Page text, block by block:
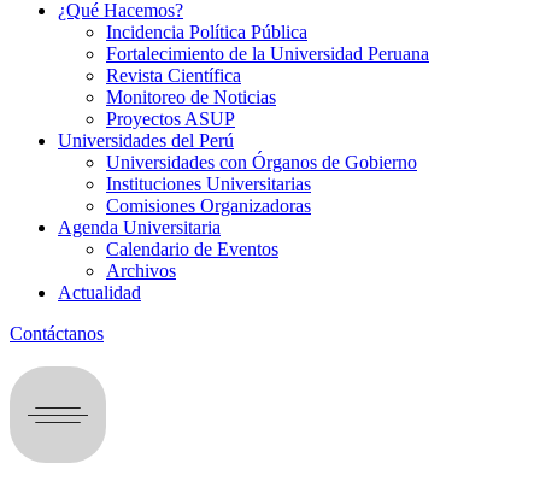
¿Qué Hacemos?
Incidencia Política Pública
Fortalecimiento de la Universidad Peruana
Revista Científica
Monitoreo de Noticias
Proyectos ASUP
Universidades del Perú
Universidades con Órganos de Gobierno
Instituciones Universitarias
Comisiones Organizadoras
Agenda Universitaria
Calendario de Eventos
Archivos
Actualidad
Contáctanos